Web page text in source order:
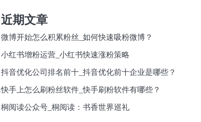
近期文章
微博开始怎么积累粉丝_如何快速吸粉微博？
小红书增粉运营_小红书快速涨粉策略
抖音优化公司排名前十_抖音优化前十企业是哪些？
快手上怎么刷粉丝软件_快手刷粉软件有哪些？
桐阅读公众号_桐阅读：书香世界巡礼